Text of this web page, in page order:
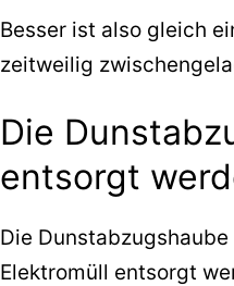
Besser ist also gleich
zeitweilig
Die
entsorgt
Die
Elektromüll entsorgt